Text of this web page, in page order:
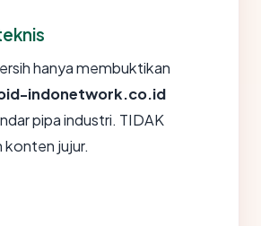
hanya membuktikan
indonetwork.co.id
pipa industri. TIDAK
jujur.